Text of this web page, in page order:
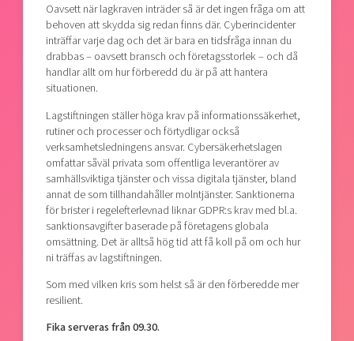
Oavsett när lagkraven inträder så är det ingen fråga om att
behoven att skydda sig redan finns där. Cyberincidenter
inträffar varje dag och det är bara en tidsfråga innan du
drabbas – oavsett bransch och företagsstorlek – och då
handlar allt om hur förberedd du är på att hantera
situationen.
Lagstiftningen ställer höga krav på informationssäkerhet,
rutiner och processer och förtydligar också
verksamhetsledningens ansvar. Cybersäkerhetslagen
omfattar såväl privata som offentliga leverantörer av
samhällsviktiga tjänster och vissa digitala tjänster, bland
annat de som tillhandahåller molntjänster. Sanktionerna
för brister i regelefterlevnad liknar GDPR:s krav med bl.a.
sanktionsavgifter baserade på företagens globala
omsättning. Det är alltså hög tid att få koll på om och hur
ni träffas av lagstiftningen.
Som med vilken kris som helst så är den förberedde mer
resilient.
Fika serveras från 09.30.